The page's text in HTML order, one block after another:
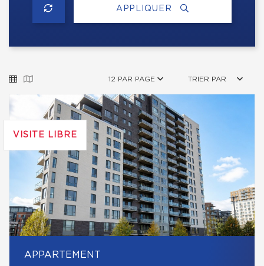
APPLIQUER
12 PAR PAGE TRIER PAR
VISITE LIBRE
APPARTEMENT